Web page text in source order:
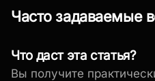
Часто задаваемые
Что даст эта статья?
Вы получите